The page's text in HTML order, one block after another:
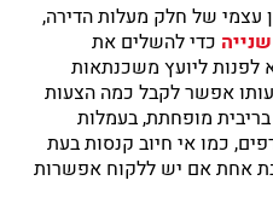
עצמי של חלק מעלות הדירה,
כדי להשלים את
לפנות ליועץ משכנתאות
אפשר לקבל כמה הצעות
מופחתת, בעמלות
כמו אי חיוב קנסות בעת
אחת אם יש ללקוח אפשרות